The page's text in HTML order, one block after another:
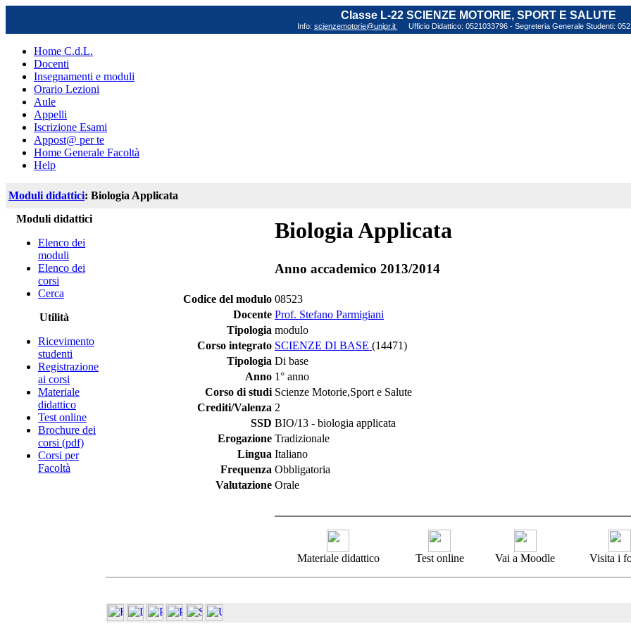
Classe L-22 SCIENZE MOTORIE, SPORT E SALUTE
Info: scienzemotorie@unipr.it Ufficio Didattico: 0521033796 - Segreteria Generale Studenti:
Home C.d.L.
Docenti
Insegnamenti e moduli
Orario Lezioni
Aule
Appelli
Iscrizione Esami
Appost@ per te
Home Generale Facoltà
Help
Moduli didattici: Biologia Applicata
Moduli didattici
Elenco dei
moduli
Elenco dei
corsi
Cerca
Utilità
Ricevimento
studenti
Registrazione
ai corsi
Materiale
didattico
Test online
Brochure dei
corsi (pdf)
Corsi per
Facoltà
Biologia Applicata
Anno accademico 2013/2014
Codice del modulo 08523
Docente Prof. Stefano Parmigiani
Tipologia modulo
Corso integrato SCIENZE DI BASE (14471)
Tipologia Di base
Anno 1° anno
Corso di studi Scienze Motorie,Sport e Salute
Crediti/Valenza 2
SSD BIO/13 - biologia applicata
Erogazione Tradizionale
Lingua Italiano
Frequenza Obbligatoria
Valutazione Orale
Materiale didattico Test online Vai a Moodle Visita i